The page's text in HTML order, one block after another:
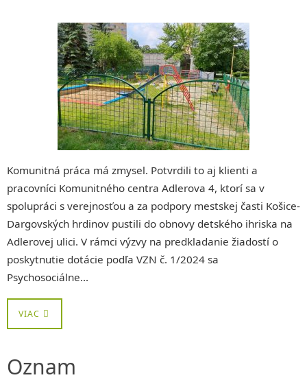
Komunitná práca má zmysel. Potvrdili to aj klienti a
pracovníci Komunitného centra Adlerova 4, ktorí sa v
spolupráci s verejnosťou a za podpory mestskej časti Košice-
Dargovských hrdinov pustili do obnovy detského ihriska na
Adlerovej ulici. V rámci výzvy na predkladanie žiadostí o
poskytnutie dotácie podľa VZN č. 1/2024 sa
Psychosociálne…
VIAC
Oznam